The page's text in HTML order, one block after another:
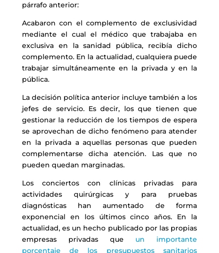
párrafo anterior:
Acabaron con el complemento de exclusividad
mediante el cual el médico que trabajaba en
exclusiva en la sanidad pública, recibía dicho
complemento. En la actualidad, cualquiera puede
trabajar simultáneamente en la privada y en la
pública.
La decisión política anterior incluye también a los
jefes de servicio. Es decir, los que tienen que
gestionar la reducción de los tiempos de espera
se aprovechan de dicho fenómeno para atender
en la privada a aquellas personas que pueden
complementarse dicha atención. Las que no
pueden quedan marginadas.
Los conciertos con clínicas privadas para
actividades quirúrgicas y para pruebas
diagnósticas han aumentado de forma
exponencial en los últimos cinco años. En la
actualidad, es un hecho publicado por las propias
empresas privadas que un importante
porcentaje de los presupuestos sanitarios